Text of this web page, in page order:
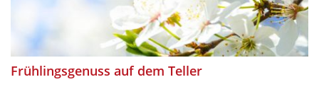
Frühlingsgenuss auf dem Teller